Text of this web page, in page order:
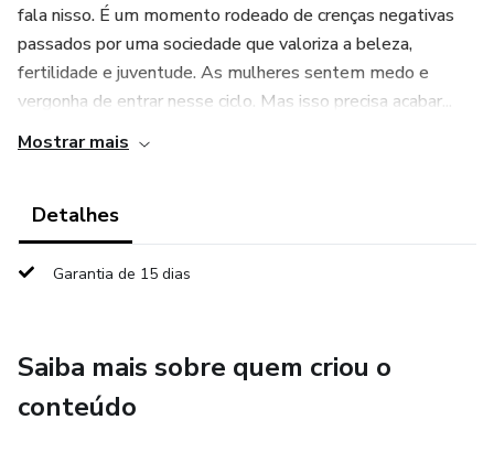
fala nisso. É um momento rodeado de crenças negativas
passados por uma sociedade que valoriza a beleza,
fertilidade e juventude. As mulheres sentem medo e
vergonha de entrar nesse ciclo. Mas isso precisa acabar...
Mostrar mais
Detalhes
Garantia de 15 dias
Saiba mais sobre quem criou o
conteúdo